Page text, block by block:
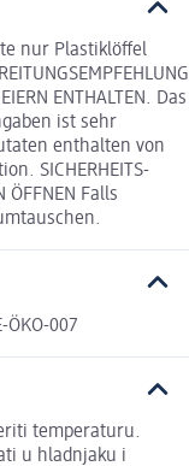
nur Plastiklöffel
ENTHALTEN. Das
ist sehr
enthalten von
SICHERHEITS-
ÖFFNEN Falls
007
temperaturu.
u hladnjaku i